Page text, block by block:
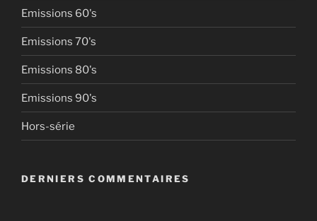
Emissions 60's
Emissions 70's
Emissions 80's
Emissions 90's
Hors-série
DERNIERS COMMENTAIRES